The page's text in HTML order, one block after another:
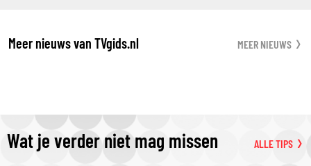
Meer nieuws van TVgids.nl MEER NIEUWS
Wat je verder niet mag missen ALLE TIPS